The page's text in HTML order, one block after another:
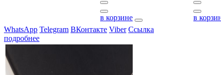
в корзине
в
WhatsApp Telegram ВКонтакте Viber Ссылка
подробнее